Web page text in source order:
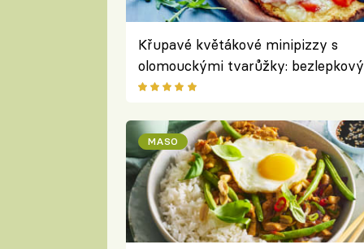
Křupavé květákové minipizzy s
olomouckými tvarůžky: bezlepkový
oběd s typicky českým sýrem
MASO